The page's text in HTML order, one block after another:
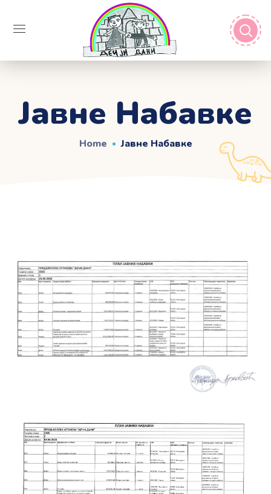
Јавне Набавке
Home Јавне Набавке